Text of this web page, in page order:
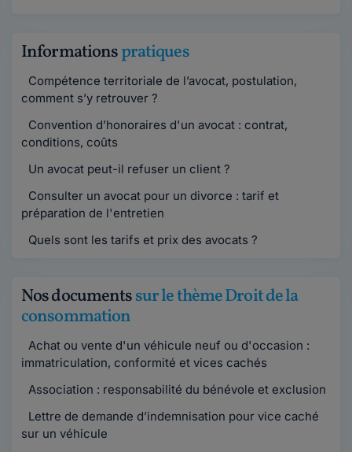
Informationspratiques
Compétence territoriale de l’avocat, postulation,
comment s’y retrouver ?
Convention d’honoraires d'un avocat : contrat,
conditions, coûts
Un avocat peut-il refuser un client ?
Consulter un avocat pour un divorce : tarif et
préparation de l'entretien
Quels sont les tarifs et prix des avocats ?
Nos documentssur le thème Droit de la
consommation
Achat ou vente d'un véhicule neuf ou d'occasion :
immatriculation, conformité et vices cachés
Association : responsabilité du bénévole et exclusion
Lettre de demande d’indemnisation pour vice caché
sur un véhicule